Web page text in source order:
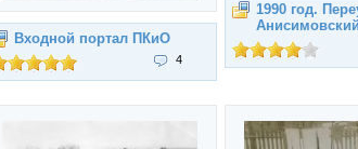
Входной портал ПКиО
4
1990 год.